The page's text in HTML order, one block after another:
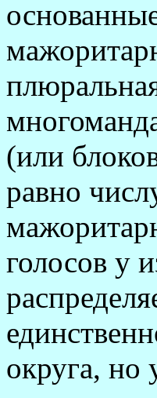
(или
равно
голосов у
округа, но